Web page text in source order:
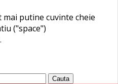
mai putine cuvinte cheie
("space")